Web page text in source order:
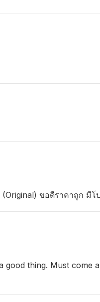
ขอดีราคาถูก มีโ
good thing. Must